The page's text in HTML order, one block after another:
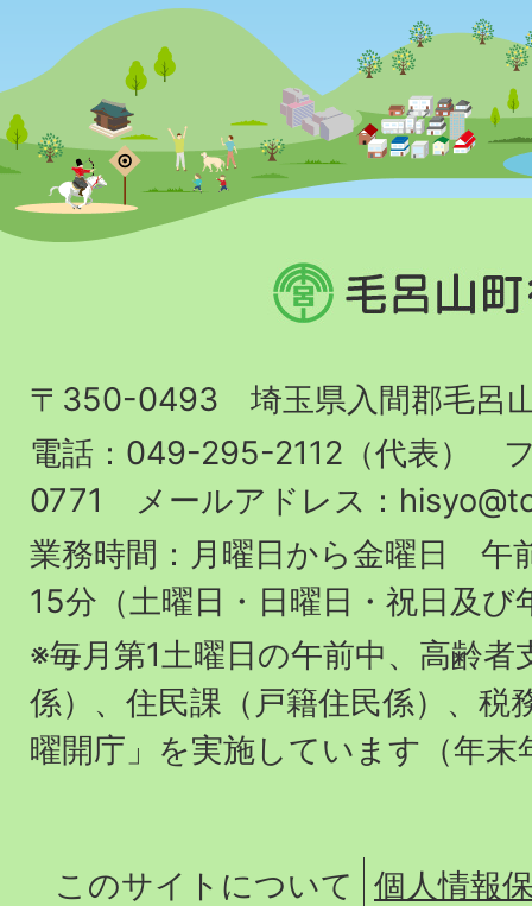
毛
呂
町
役
場
〒350-0493 埼玉県入間郡毛呂
電話：049-295-2112（代表）
0771 メールアドレス：
業務時間：月曜日から金曜日 午
15分（土曜日・日曜日・祝日及び
※毎月第1土曜日の午前中、高齢者
係）、住民課（戸籍住民係）、税
曜開庁」を実施しています（年末
このサイトについて
個人情報